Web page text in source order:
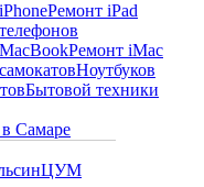
Ремонт iPad
Ремонт iMac
Ноутбуков
Бытовой техники
ЦУМ